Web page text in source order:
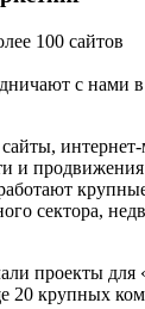
100 сайтов
с нами
и
сектора,
проекты для
20 крупных